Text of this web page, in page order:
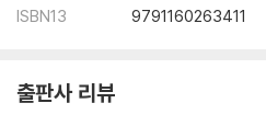
제90장 머리냐 꼬리냐 544
제93장 조난자 559
ISBN13 9791160263411
출판사 리뷰